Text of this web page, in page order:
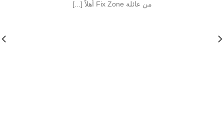
من عائلة Fix Zone أهلاً [...]